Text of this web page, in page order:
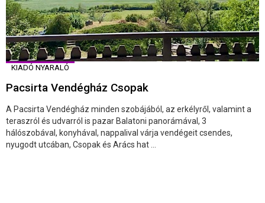
KIADÓ NYARALÓ
Pacsirta Vendégház Csopak
A Pacsirta Vendégház minden szobájából, az erkélyről, valamint a
teraszról és udvarról is pazar Balatoni panorámával, 3
hálószobával, konyhával, nappalival várja vendégeit csendes,
nyugodt utcában, Csopak és Arács hat ...